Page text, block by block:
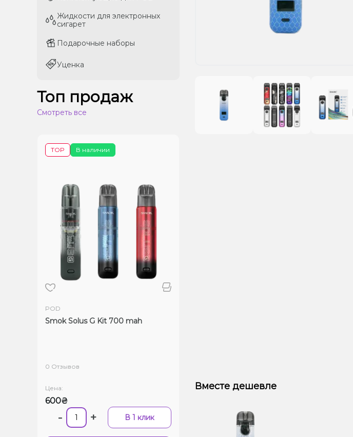
Жидкости для электронных
сигарет
Подарочные наборы
Уценка
Жидкости для электронных
сигарет
Подарочные наборы
Уценка
Топ продаж
Смотреть все
В наличии
TOP
POD
Smok Solus G Kit 700 mah
0 Отзывов
Цена:
600₴
- + В 1 клик
Вместе дешевле